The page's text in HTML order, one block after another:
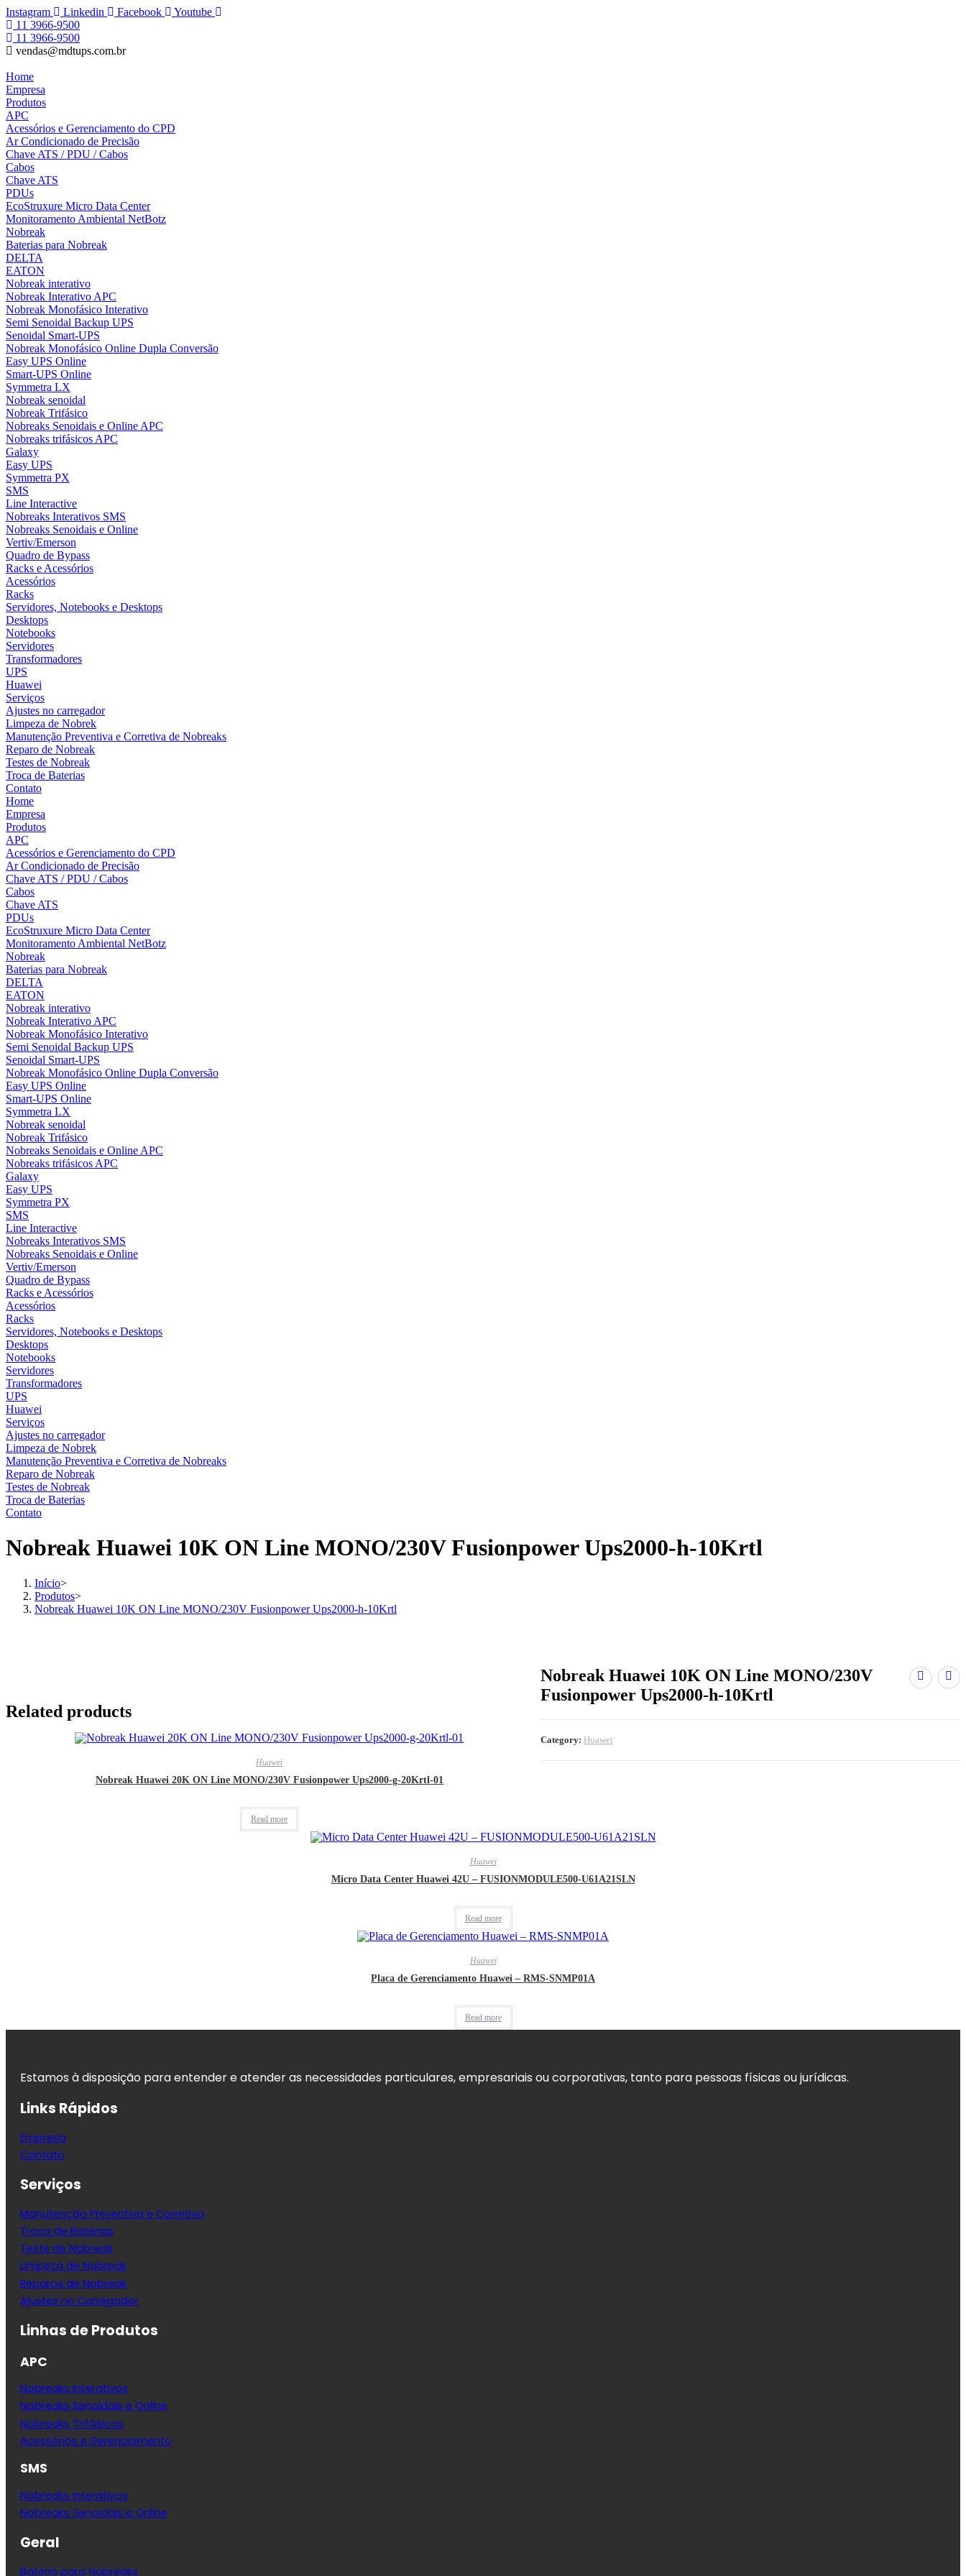
Ir
para
o
conteúdo
Instagram Linkedin Facebook
Youtube
11 3966-9500
11 3966-9500
vendas@mdtups.com.br
Home
Empresa
Produtos
APC
Acessórios e Gerenciamento do CPD
Ar Condicionado de Precisão
Chave ATS / PDU / Cabos
Cabos
Chave ATS
PDUs
EcoStruxure Micro Data Center
Monitoramento Ambiental NetBotz
Nobreak
Baterias para Nobreak
DELTA
EATON
Nobreak interativo
Nobreak Interativo APC
Nobreak Monofásico Interativo
Semi Senoidal Backup UPS
Senoidal Smart-UPS
Nobreak Monofásico Online Dupla Conversão
Easy UPS Online
Smart-UPS Online
Symmetra LX
Nobreak senoidal
Nobreak Trifásico
Nobreaks Senoidais e Online APC
Nobreaks trifásicos APC
Galaxy
Easy UPS
Symmetra PX
SMS
Line Interactive
Nobreaks Interativos SMS
Nobreaks Senoidais e Online
Vertiv/Emerson
Quadro de Bypass
Racks e Acessórios
Acessórios
Racks
Servidores, Notebooks e Desktops
Desktops
Notebooks
Servidores
Transformadores
UPS
Huawei
Serviços
Ajustes no carregador
Limpeza de Nobrek
Manutenção Preventiva e Corretiva de Nobreaks
Reparo de Nobreak
Testes de Nobreak
Troca de Baterias
Contato
Home
Empresa
Produtos
APC
Acessórios e Gerenciamento do CPD
Ar Condicionado de Precisão
Chave ATS / PDU / Cabos
Cabos
Chave ATS
PDUs
EcoStruxure Micro Data Center
Monitoramento Ambiental NetBotz
Nobreak
Baterias para Nobreak
DELTA
EATON
Nobreak interativo
Nobreak Interativo APC
Nobreak Monofásico Interativo
Semi Senoidal Backup UPS
Senoidal Smart-UPS
Nobreak Monofásico Online Dupla Conversão
Easy UPS Online
Smart-UPS Online
Symmetra LX
Nobreak senoidal
Nobreak Trifásico
Nobreaks Senoidais e Online APC
Nobreaks trifásicos APC
Galaxy
Easy UPS
Symmetra PX
SMS
Line Interactive
Nobreaks Interativos SMS
Nobreaks Senoidais e Online
Vertiv/Emerson
Quadro de Bypass
Racks e Acessórios
Acessórios
Racks
Servidores, Notebooks e Desktops
Desktops
Notebooks
Servidores
Transformadores
UPS
Huawei
Serviços
Ajustes no carregador
Limpeza de Nobrek
Manutenção Preventiva e Corretiva de Nobreaks
Reparo de Nobreak
Testes de Nobreak
Troca de Baterias
Contato
Nobreak Huawei 10K ON Line MONO/230V Fusionpower Ups2000-h-10Krtl
Início>
Produtos>
Nobreak Huawei 10K ON Line MONO/230V Fusionpower Ups2000-h-10Krtl
Nobreak Huawei 10K ON Line MONO/230V
Fusionpower Ups2000-h-10Krtl
Category: Huawei
Related products
Huawei
Nobreak Huawei 20K ON Line MONO/230V Fusionpower Ups2000-g-20Krtl-01
Read more
Huawei
Micro Data Center Huawei 42U – FUSIONMODULE500-U61A21SLN
Read more
Huawei
Placa de Gerenciamento Huawei – RMS-SNMP01A
Read more
Estamos à disposição para entender e atender as necessidades particulares, empresariais ou corporativas, tanto para pessoas físicas ou jurídicas.
Links Rápidos
Empresa
Contato
Serviços
Manutenção Preventiva e Corretiva
Troca de Baterias
Teste de Nobreak
Limpeza de Nobreak
Reparos de Nobreak
Ajustes no Carregador
Linhas de Produtos
APC
Nobreaks Interativos
Nobreaks Senoidais e Online
Nobreaks Trifásicos
Acessórios e Gerenciamento
SMS
Nobreaks Interativos
Nobreaks Senoidais e Online
Geral
Bateria para Nobreaks